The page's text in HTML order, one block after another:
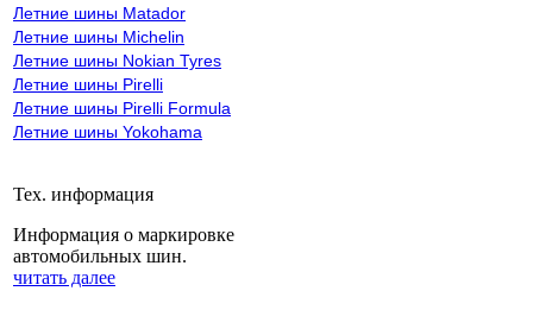
Летние шины Matador
Летние шины Michelin
Летние шины Nokian Tyres
Летние шины Pirelli
Летние шины Pirelli Formula
Летние шины Yokohama
Тех. информация
Информация о маркировке
автомобильных шин.
читать далее